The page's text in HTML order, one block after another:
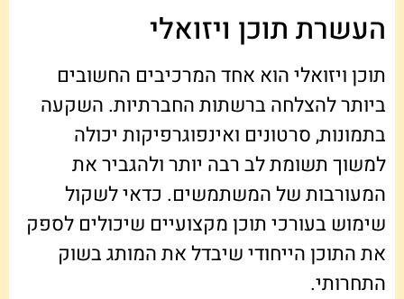
העשרת תוכן ויזואלי
תוכן ויזואלי הוא אחד המרכיבים החשובים
ביותר להצלחה ברשתות החברתיות. השקעה
בתמונות, סרטונים ואינפוגרפיקות יכולה
למשוך תשומת לב רבה יותר ולהגביר את
המעורבות של המשתמשים. כדאי לשקול
שימוש בעורכי תוכן מקצועיים שיכולים לספק
את התוכן הייחודי שיבדל את המותג בשוק
התחרותי.